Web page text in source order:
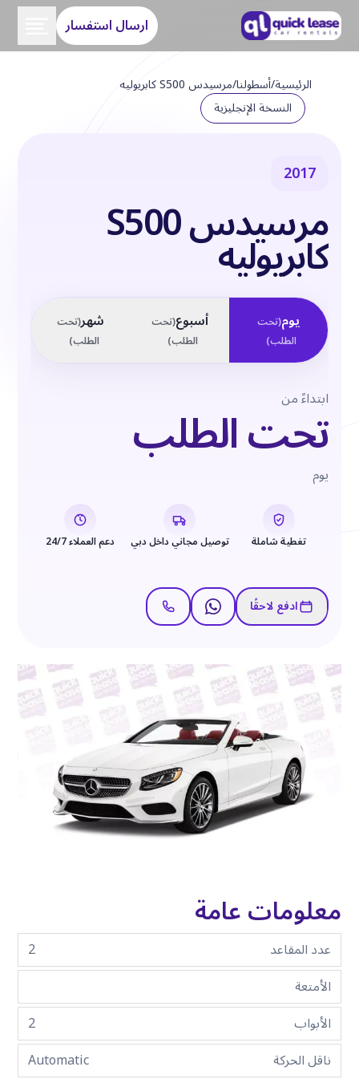
ارسال استفسار
الرئيسية/أسطولنا/مرسيدس S500 كابريوليه
النسخة الإنجليزية
2017
مرسيدس S500 كابريوليه
يوم(تحت
الطلب)
أسبوع(تحت
الطلب)
شهر(تحت
الطلب)
ابتداءً من
تحت الطلب
يوم
تغطية شاملة توصيل مجاني داخل دبي دعم العملاء 24/7
ادفع لاحقًا
معلومات عامة
عدد المقاعد
2
الأمتعة
الأبواب
2
ناقل الحركة
Automatic